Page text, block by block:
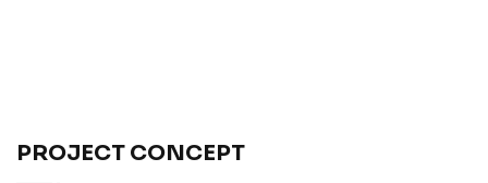
PROJECT CONCEPT